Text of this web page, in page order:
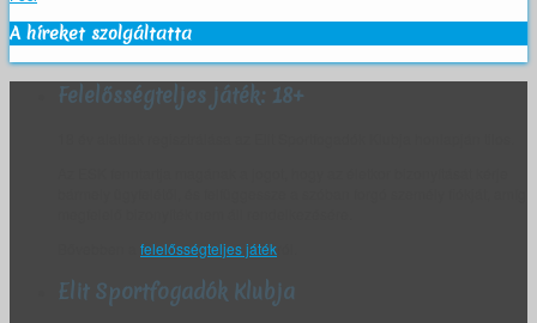
A híreket szolgáltatta
Felelősségteljes játék: 18+
felelősségteljes játék
Elit Sportfogadók Klubja